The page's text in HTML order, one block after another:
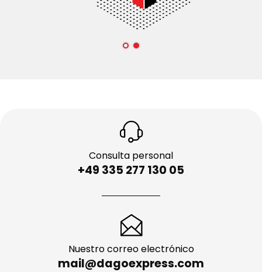
Consulta personal
+49 335 277 130 05
Nuestro correo electrónico
mail@dagoexpress.com